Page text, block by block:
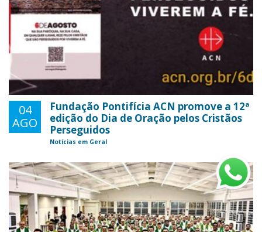
04
AGO
Fundação Pontifícia ACN promove a 12ª
edição do Dia de Oração pelos Cristãos
Perseguidos
Notícias em Geral